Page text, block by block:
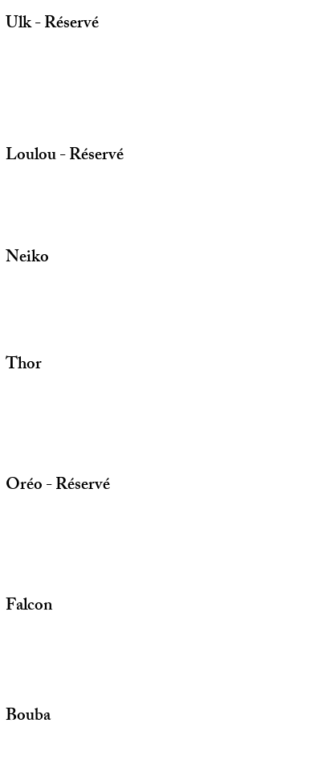
Ulk - Réservé
Loulou - Réservé
Neiko
Thor
Oréo - Réservé
Falcon
Bouba